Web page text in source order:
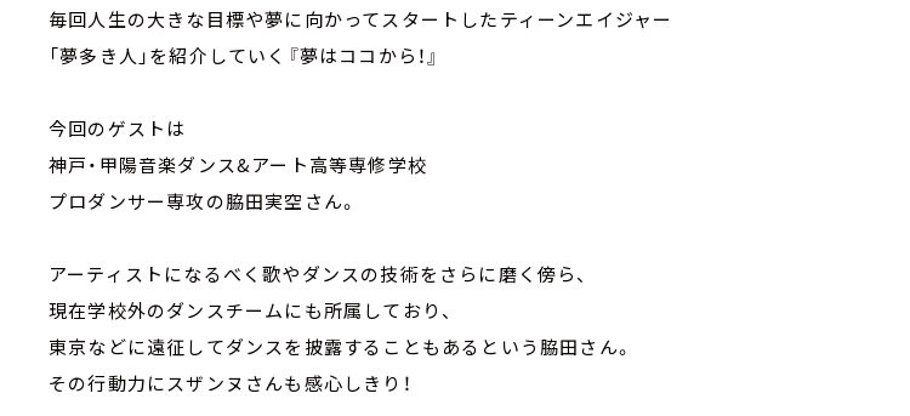
毎回人生の大きな目標や夢に向かってスタートしたティーンエイジャー
「夢多き人」を紹介していく『夢はココから！』
今回のゲストは
神戸・甲陽音楽ダンス&アート高等専修学校
プロダンサー専攻の脇田実空さん。
アーティストになるべく歌やダンスの技術をさらに磨く傍ら、
現在学校外のダンスチームにも所属しており、
東京などに遠征してダンスを披露することもあるという脇田さん。
その行動力にスザンヌさんも感心しきり！